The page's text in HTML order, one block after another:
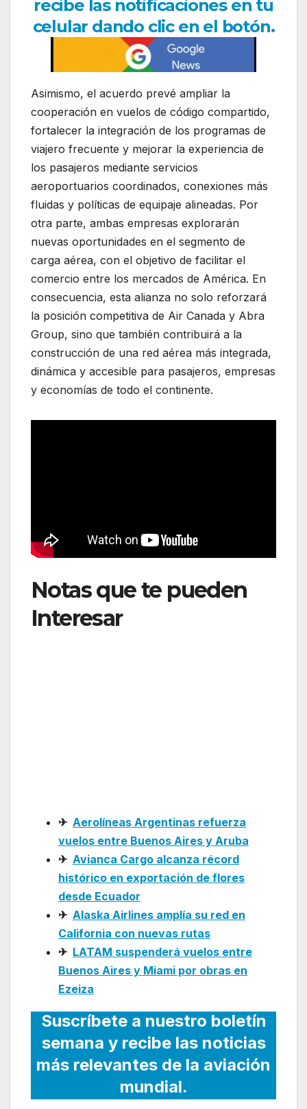
recibe las notificaciones en tu
celular dando clic en el botón.
Asimismo, el acuerdo prevé ampliar la
cooperación en vuelos de código compartido,
fortalecer la integración de los programas de
viajero frecuente y mejorar la experiencia de
los pasajeros mediante servicios
aeroportuarios coordinados, conexiones más
fluidas y políticas de equipaje alineadas. Por
otra parte, ambas empresas explorarán
nuevas oportunidades en el segmento de
carga aérea, con el objetivo de facilitar el
comercio entre los mercados de América. En
consecuencia, esta alianza no solo reforzará
la posición competitiva de Air Canada y Abra
Group, sino que también contribuirá a la
construcción de una red aérea más integrada,
dinámica y accesible para pasajeros, empresas
y economías de todo el continente.
Notas que te pueden
Interesar: Air Canada y
✈ Aerolíneas Argentinas refuerza
vuelos entre Buenos Aires y Aruba
✈ Avianca Cargo alcanza récord
histórico en exportación de flores
desde Ecuador
✈ Alaska Airlines amplía su red en
California con nuevas rutas
✈ LATAM suspenderá vuelos entre
Buenos Aires y Miami por obras en
Ezeiza
Suscríbete a nuestro boletín
semana y recibe las noticias
más relevantes de la aviación
mundial.